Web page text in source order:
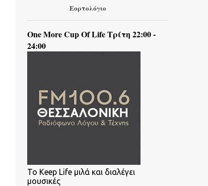
Εορτολόγιο
One More Cup Of Life Τρίτη 22:00 -
24:00
To Keep Life μιλά και διαλέγει
μουσικές